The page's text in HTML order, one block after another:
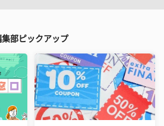
集部ピックアップ